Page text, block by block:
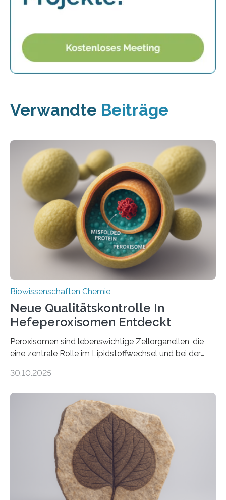
Verwandte Beiträge
Biowissenschaften Chemie
Neue Qualitätskontrolle In
Hefeperoxisomen Entdeckt
Peroxisomen sind lebenswichtige Zellorganellen, die
eine zentrale Rolle im Lipidstoffwechsel und bei der
erfüllen können, müssen zahlreiche Enzyme präzise in
der Ruhr-Universität Bochum um Prof. Dr. Ralf Erdmann
und Dr. Ismaila Francis Yusuf hat nun einen bislang
unbekannten Qualitätskontrollmechanismus des
peroxisomalen Proteintransports in der Bäckerhefe
Saccharomyces cerevisiae entdeckt, der für die
Funktionsfähigkeit der Organellen entscheidend ist. Die
Studie wurde am 28. Oktober 2025 in der
Fachzeitschrift…
30.10.2025